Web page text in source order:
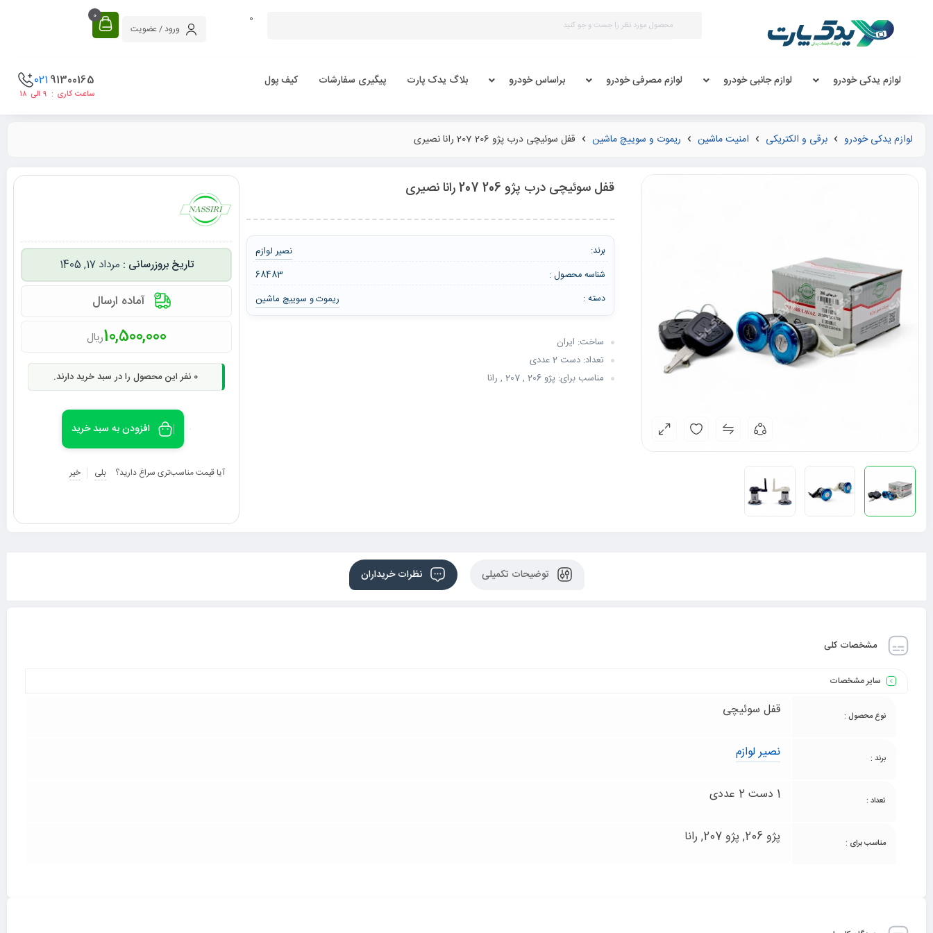
0
ورود / عضویت
0
لوازم یدکی خودرو لوازم جانبی خودرو لوازم مصرفی خودرو براساس خودرو بلاگ یدک پارت پیگیری سفارشات کیف پول 91300165
021
ساعت کاری : ۹ الی ۱۸
لوازم یدکی خودرو برقی و الکتریکی امنیت ماشین ریموت و سوییچ ماشین قفل سوئیچی درب پژو 206 207 رانا نصیری
قفل سوئیچی درب پژو 206 207 رانا نصیری
برند: نصیر لوازم
شناسه محصول :
68483
دسته :
ریموت و سوییچ ماشین
ساخت: ایران
تعداد: دست 2 عددی
مناسب برای: پژو 206 , 207 , رانا
مرداد 17, 1405
آماده ارسال
10,500,000ریال
0 نفر این محصول را در سبد خرید دارند.
افزودن به سبد خرید
آیا قیمت مناسب‌تری سراغ دارید؟ بلی خیر
توضیحات تکمیلی نظرات خریداران
مشخصات کلی
سایر مشخصات
نوع محصول : قفل سوئیچی
برند : نصیر لوازم
تعداد : 1 دست 2 عددی
مناسب برای : پژو 206, پژو 207, رانا